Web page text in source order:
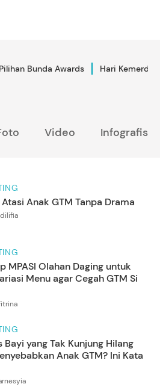
Pilihan Bunda Awards Hari
Video Infografis
Anak GTM Tanpa Drama
MPASI Olahan Daging untuk
Menu agar Cegah GTM Si
Bayi yang Tak Kunjung Hilang
Anak GTM? Ini Kata